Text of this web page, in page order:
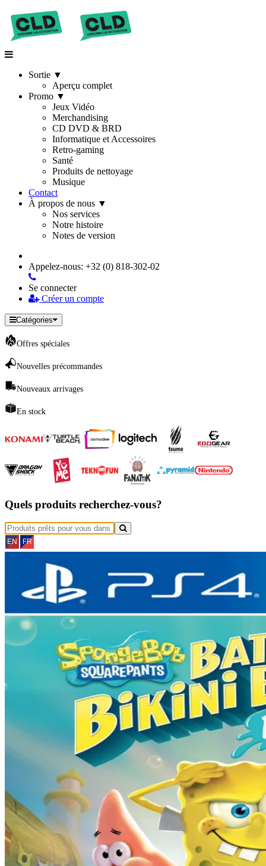
Sortie ▼
Aperçu complet
Promo ▼
Jeux Vidéo
Merchandising
CD DVD & BRD
Informatique et Accessoires
Retro-gaming
Santé
Produits de nettoyage
Musique
Contact
À propos de nous ▼
Nos services
Notre histoire
Notes de version
Appelez-nous: +32 (0) 818-302-02
Se connecter
Créer un compte
Catégories
Offres spéciales
Nouvelles précommandes
Nouveaux arrivages
En stock
Quels produits recherchez-vous?